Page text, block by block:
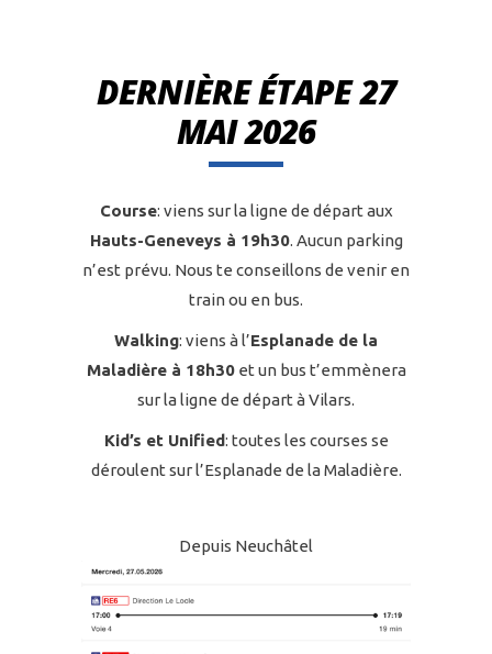
DERNIÈRE ÉTAPE 27
MAI 2026
Course: viens sur la ligne de départ aux
Hauts-Geneveys à 19h30. Aucun parking
n’est prévu. Nous te conseillons de venir en
train ou en bus.
Walking: viens à l’Esplanade de la
Maladière à 18h30et un bus t’emmènera
sur la ligne de départ à Vilars.
Kid’s et Unified: toutes les courses se
déroulent sur l’Esplanade de la Maladière.
Depuis Neuchâtel